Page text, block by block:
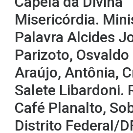
Misericórdia.
Palavra Alcides
Parizoto, Osvaldo
Araújo, Antônia,
Salete Libardoni.
Café Planalto,
Distrito Federal/